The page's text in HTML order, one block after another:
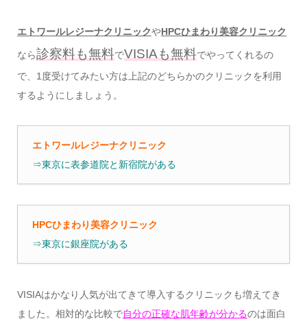
エトワールレジーナクリニックやHPCひまわり美容クリニック
なら診察料も無料でVISIAも無料でやってくれるの
で、1度受けてみたい方は上記のどちらかのクリニックを利用
するようにしましょう。
エトワールレジーナクリニック
⇒東京に表参道院と新宿院がある
HPCひまわり美容クリニック
⇒東京に銀座院がある
VISIAはかなり人気が出てきて導入するクリニックも増えてき
ました。相対的な比較で自分の正確な肌年齢が分かるのは面白